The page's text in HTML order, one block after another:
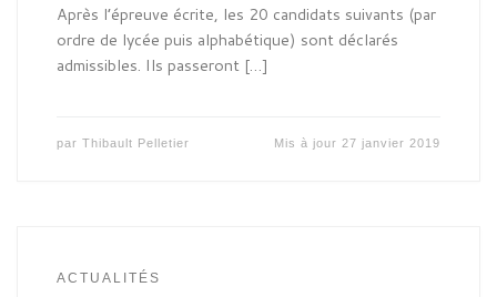
Après l’épreuve écrite, les 20 candidats suivants (par
ordre de lycée puis alphabétique) sont déclarés
admissibles. Ils passeront […]
par Thibault Pelletier Mis à jour 27 janvier 2019
ACTUALITÉS